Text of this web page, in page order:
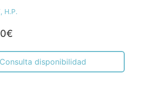
H.P.
Consulta disponibilidad